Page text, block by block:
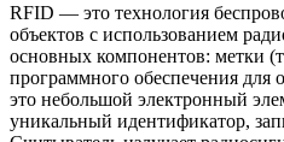
RFID — это технология
объектов с использованием
основных компонентов: метки
программного обеспечения для
это небольшой электронный
уникальный идентификатор,